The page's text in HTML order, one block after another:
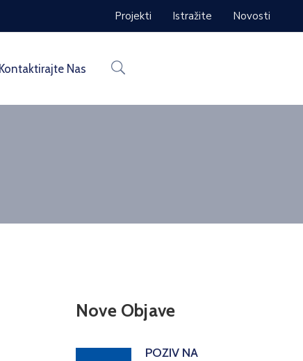
Projekti Istražite Novosti
Kontaktirajte Nas
Nove Objave
POZIV NA